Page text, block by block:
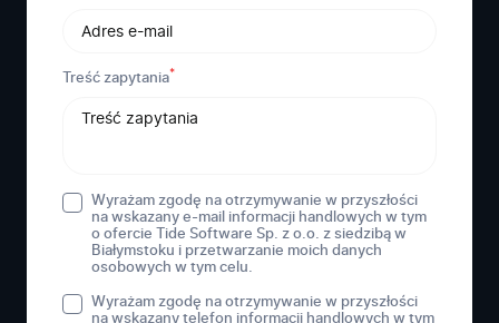
Treść zapytania*
Wyrażam zgodę na otrzymywanie w przyszłości
na wskazany e-mail informacji handlowych w tym
o ofercie Tide Software Sp. z o.o. z siedzibą w
Białymstoku i przetwarzanie moich danych
osobowych w tym celu.
Wyrażam zgodę na otrzymywanie w przyszłości
na wskazany telefon informacji handlowych w tym